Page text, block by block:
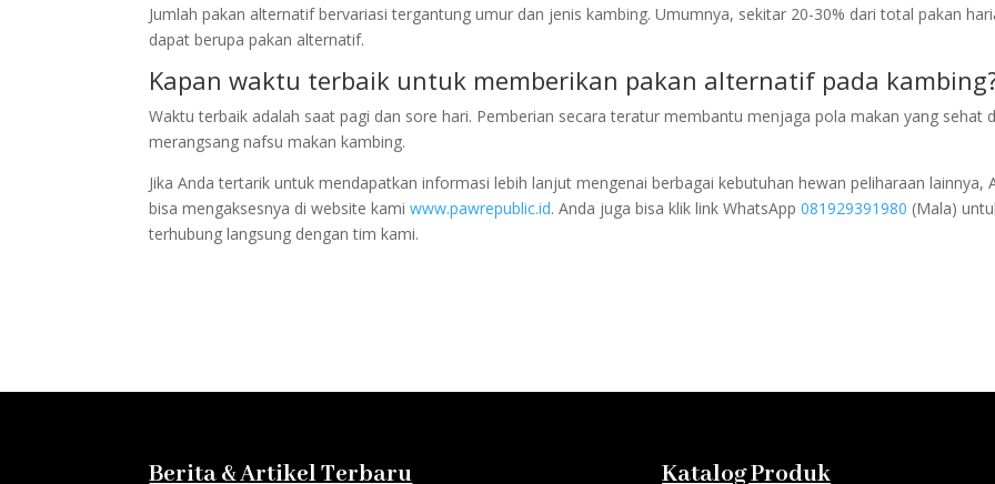
Jumlah pakan alternatif bervariasi tergantung umur dan jenis kambing. Umumnya, sekitar 20-30% dari total pakan
dapat berupa pakan alternatif.
Kapan waktu terbaik untuk memberikan pakan alternatif pada
Waktu terbaik adalah saat pagi dan sore hari. Pemberian secara teratur membantu menjaga pola makan yang sehat
merangsang nafsu makan kambing.
Jika Anda tertarik untuk mendapatkan informasi lebih lanjut mengenai berbagai kebutuhan hewan peliharaan lainnya,
bisa mengaksesnya di website kamiwww.pawrepublic.id. Anda juga bisa klik link WhatsApp081929391980 (Mala)
terhubung langsung dengan tim kami.
Berita & Artikel Terbaru Katalog Produk